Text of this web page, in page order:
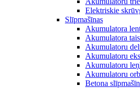
Elektriskie
Slīpmašīnas
Akumulatora
Akumulatora
Akumulatoru
Akumulatoru
Akumulatoru
Akumulatoru
Betona